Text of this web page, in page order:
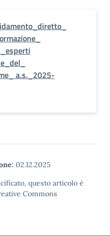
a.s._2025-
02.12.2025
questo articolo è
Commons